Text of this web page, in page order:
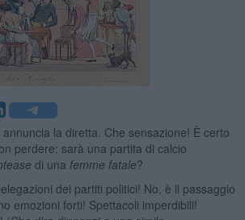
la diretta. Che sensazione! È certo
perdere: sarà una partita di calcio
di una femme fatale?
dei partiti politici! No, è il passaggio
emozioni forti! Spettacoli imperdibili!